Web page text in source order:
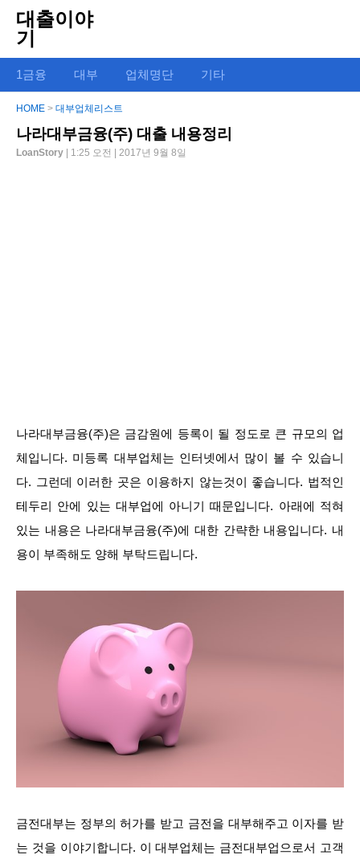
대출이야
기
1금융 대부 업체명단 기타
HOME > 대부업체리스트
나라대부금융(주) 대출 내용정리
LoanStory | 1:25 오전 | 2017년 9월 8일
나라대부금융(주)은 금감원에 등록이 될 정도로 큰 규모의 업
체입니다. 미등록 대부업체는 인터넷에서 많이 볼 수 있습니
다. 그런데 이러한 곳은 이용하지 않는것이 좋습니다. 법적인
테두리 안에 있는 대부업에 아니기 때문입니다. 아래에 적혀
있는 내용은 나라대부금융(주)에 대한 간략한 내용입니다. 내
용이 부족해도 양해 부탁드립니다.
금전대부는 정부의 허가를 받고 금전을 대부해주고 이자를 받
는 것을 이야기합니다. 이 대부업체는 금전대부업으로서 고객